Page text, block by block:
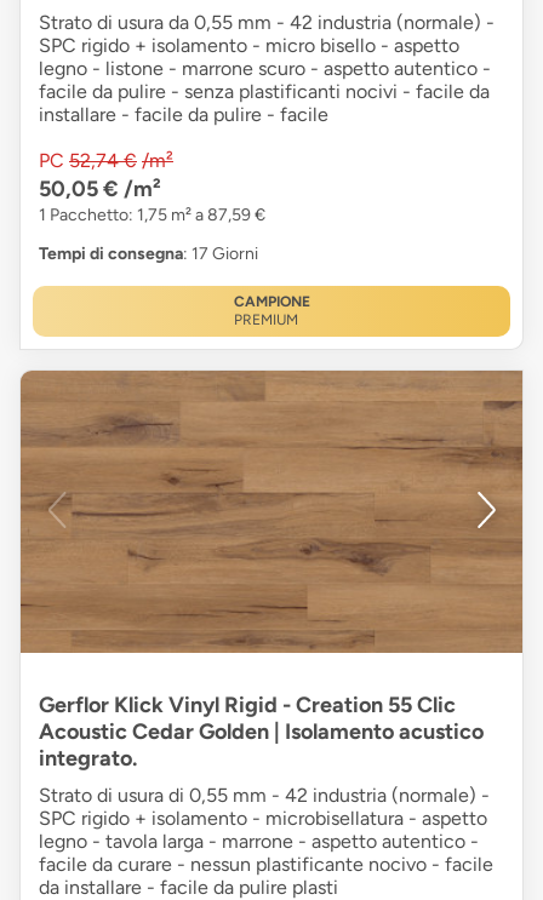
Strato di usura da 0,55 mm - 42 industria (normale) -
SPC rigido + isolamento - micro bisello - aspetto
legno - listone - marrone scuro - aspetto autentico -
facile da pulire - senza plastificanti nocivi - facile da
installare - facile da pulire - facile
PC 52,74 € /m²
50,05 € /m²
1 Pacchetto: 1,75 m² a 87,59 €
Tempi di consegna: 17 Giorni
CAMPIONE
PREMIUM
Gerflor Klick Vinyl Rigid - Creation 55 Clic
Acoustic Cedar Golden | Isolamento acustico
integrato.
Strato di usura di 0,55 mm - 42 industria (normale) -
SPC rigido + isolamento - microbisellatura - aspetto
legno - tavola larga - marrone - aspetto autentico -
facile da curare - nessun plastificante nocivo - facile
da installare - facile da pulire plasti